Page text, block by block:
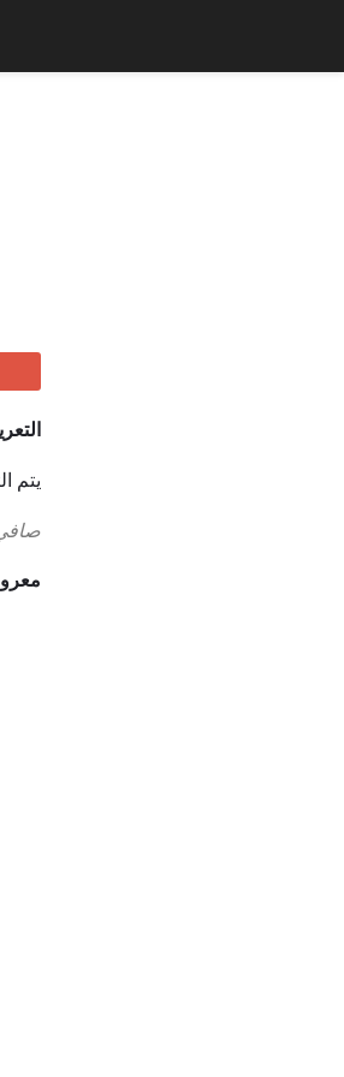
يتم